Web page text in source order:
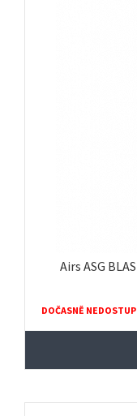
Airs ASG
DOČASNĚ